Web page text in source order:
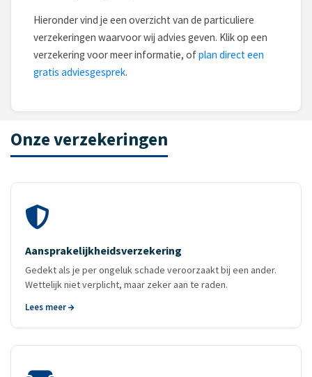
Hieronder vind je een overzicht van de particuliere
verzekeringen waarvoor wij advies geven. Klik op een
verzekering voor meer informatie, ofplan direct een
gratis adviesgesprek.
Onze verzekeringen
Aansprakelijkheids­verzekering
Gedekt als je per ongeluk schade veroorzaakt bij een ander.
Wettelijk niet verplicht, maar zeker aan te raden.
Lees meer